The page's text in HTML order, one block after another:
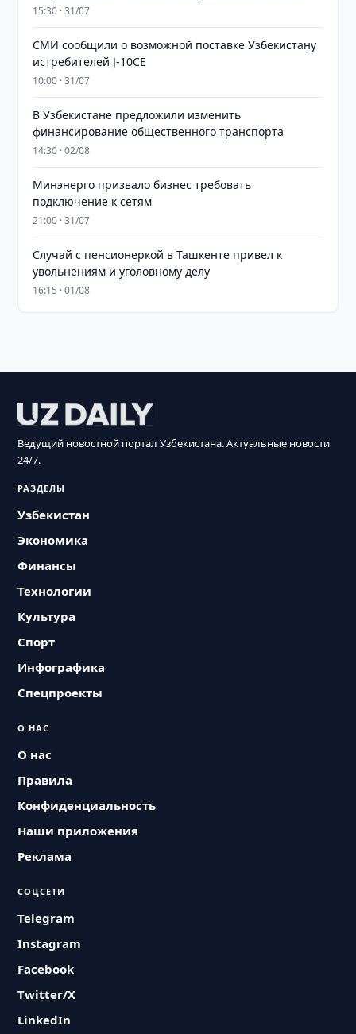
15:30 · 31/07
СМИ сообщили о возможной поставке Узбекистану
истребителей J-10CE
10:00 · 31/07
В Узбекистане предложили изменить
финансирование общественного транспорта
14:30 · 02/08
Минэнерго призвало бизнес требовать
подключение к сетям
21:00 · 31/07
Случай с пенсионеркой в Ташкенте привел к
увольнениям и уголовному делу
16:15 · 01/08
Ведущий новостной портал Узбекистана. Актуальные новости
24/7.
РАЗДЕЛЫ
Узбекистан
Экономика
Финансы
Технологии
Культура
Спорт
Инфографика
Спецпроекты
О НАС
О нас
Правила
Конфиденциальность
Наши приложения
Реклама
СОЦСЕТИ
Telegram
Instagram
Facebook
Twitter/X
LinkedIn